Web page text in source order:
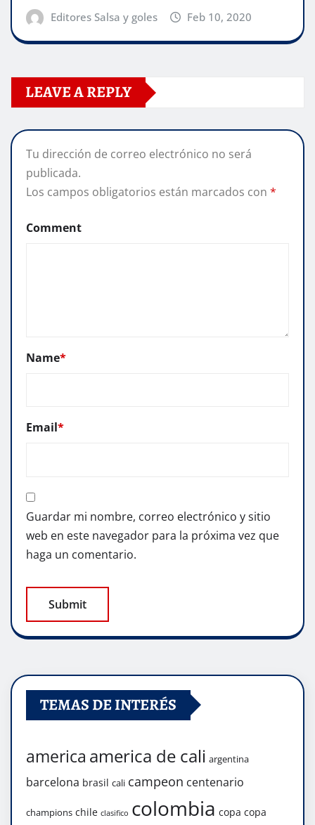
Editores Salsa y goles Feb 10, 2020
LEAVE A REPLY
Tu dirección de correo electrónico no será
publicada.
Los campos obligatorios están marcados con *
Comment
Name*
Email*
Guardar mi nombre, correo electrónico y sitio
web en este navegador para la próxima vez que
haga un comentario.
TEMAS DE INTERÉS
america america de cali argentina
barcelona brasil cali campeon centenario
champions chile clasifico colombia copa copa